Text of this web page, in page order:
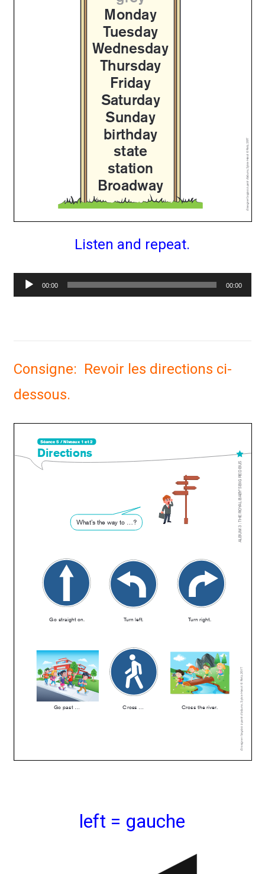
Listen and repeat.
Lecteur
audio
00:00 00:00
Consigne: Revoir les directions ci-
dessous.
left = gauche